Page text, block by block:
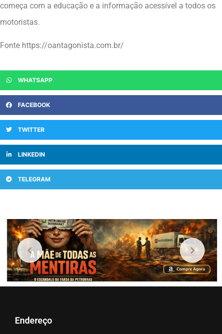
começa com a educação e a informação acessível a todos os
motoristas.
Fonte https://oantagonista.com.br/
WHATSAPP
FACEBOOK
TWITTER
LINKEDIN
TELEGRAM
Endereço